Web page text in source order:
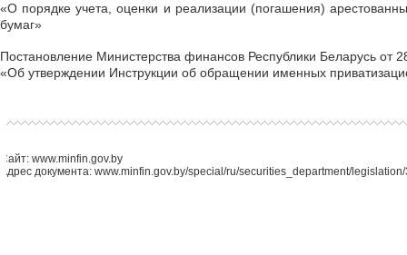
«О порядке учета, оценки и реализации (погашения)
бумаг»
Постановление Министерства финансов Республики Беларусь от
«Об утверждении Инструкции об обращении именных
Сайт: www.minfin.gov.by
Адрес документа: www.minfin.gov.by/special/ru/securities_department/